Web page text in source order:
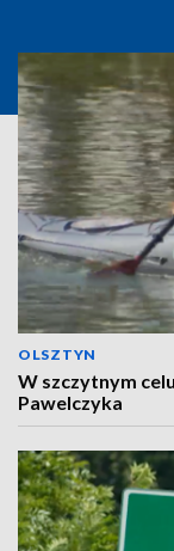
OLSZTYN
W szczytnym
Pawelczyka